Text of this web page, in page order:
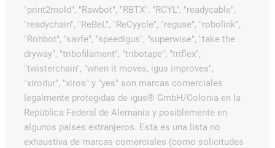
"print2mold", "Rawbot", "RBTX", "RCYL", "readycable",
"readychain", "ReBeL", "ReCyycle", "reguse", "robolink",
"Rohbot", "savfe", "speedigus", "superwise", "take the
dryway", "tribofilament", "tribotape", "triflex",
"twisterchain", "when it moves, igus improves",
"xirodur", "xiros" y "yes" son marcas comerciales
legalmente protegidas de igus® GmbH/Colonia en la
República Federal de Alemania y posiblemente en
algunos países extranjeros. Esta es una lista no
exhaustiva de marcas comerciales (como solicitudes